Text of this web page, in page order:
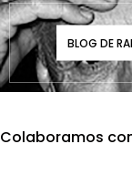
BLOG DE
Colaboramos